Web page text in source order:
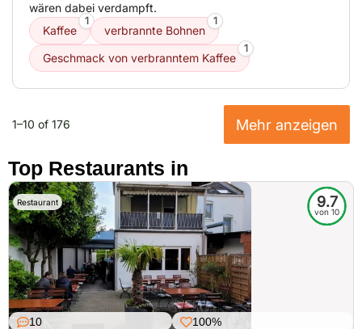
wären dabei verdampft.
Kaffee
1
verbrannte Bohnen
1
Geschmack von verbranntem Kaffee
1
1–10 of 176 Mehr anzeigen
Top Restaurants in
Restaurant 9.7
von 10
10 100%